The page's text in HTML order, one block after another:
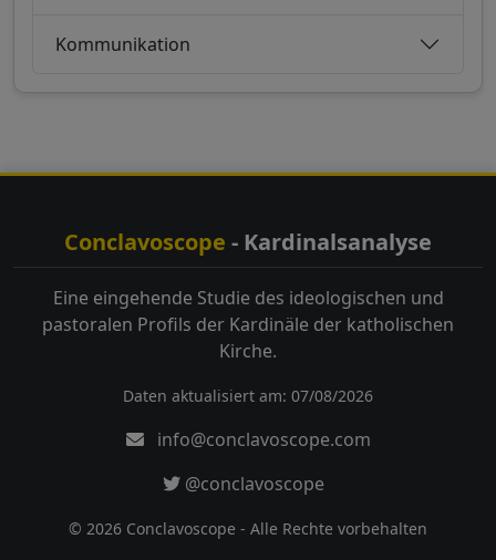
Kommunikation
Conclavoscope - Kardinalsanalyse
Eine eingehende Studie des ideologischen und
pastoralen Profils der Kardinäle der katholischen
Kirche.
Daten aktualisiert am: 07/08/2026
info@conclavoscope.com
@conclavoscope
© 2026 Conclavoscope - Alle Rechte vorbehalten